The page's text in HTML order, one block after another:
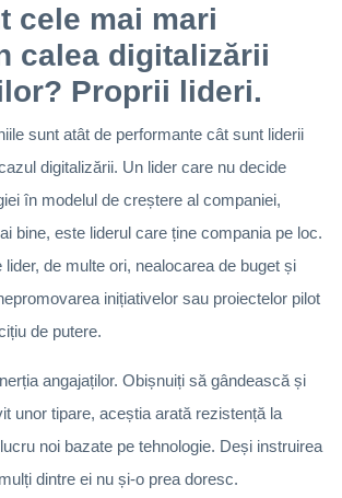
cele mai mari
calea digitalizării
Proprii lideri.
sunt atât de performante cât sunt liderii
digitalizării. Un lider care nu decide
în modelul de creștere al companiei,
bine, este liderul care ține compania pe loc.
lider, de multe ori, nealocarea de buget și
inițiativelor sau proiectelor pilot
de putere.
angajaților. Obișnuiți să gândească și
unor tipare, aceștia arată rezistență la
noi bazate pe tehnologie. Deși instruirea
dintre ei nu și-o prea doresc.